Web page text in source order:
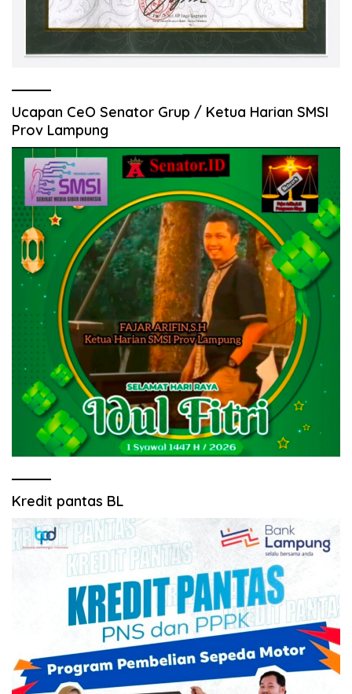
Ucapan CeO Senator Grup / Ketua Harian SMSI
Prov Lampung
Kredit pantas BL